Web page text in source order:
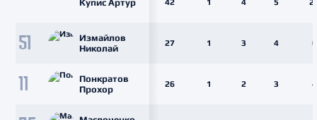
Купис Артур 42 1 4 5
51
Измайлов
Николай
27 1 3 4 0
Понкратов
Прохор
26 1 2 3 4